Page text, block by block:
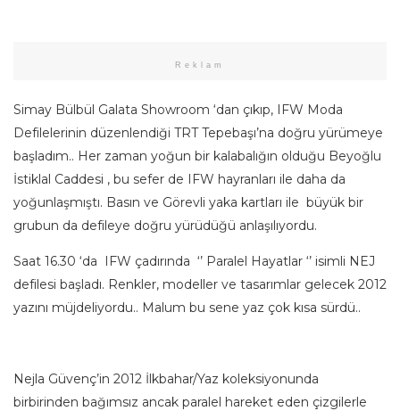
Reklam
Simay Bülbül Galata Showroom ‘dan çıkıp, IFW Moda
Defilelerinin düzenlendiği TRT Tepebaşı’na doğru yürümeye
başladım.. Her zaman yoğun bir kalabalığın olduğu Beyoğlu
İstiklal Caddesi , bu sefer de IFW hayranları ile daha da
yoğunlaşmıştı. Basın ve Görevli yaka kartları ile büyük bir
grubun da defileye doğru yürüdüğü anlaşılıyordu.
Saat 16.30 ‘da IFW çadırında ‘’ Paralel Hayatlar ‘’ isimli NEJ
defilesi başladı. Renkler, modeller ve tasarımlar gelecek 2012
yazını müjdeliyordu.. Malum bu sene yaz çok kısa sürdü..
Nejla Güvenç’in 2012 İlkbahar/Yaz koleksiyonunda
birbirinden bağımsız ancak paralel hareket eden çizgilerle